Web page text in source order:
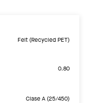
Felt (Recycled PET)
0.80
Clase A (25/450)